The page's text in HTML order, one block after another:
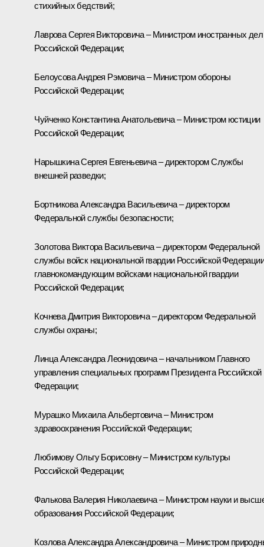
стихийных бедствий;
ЛавроваСергея Викторовича – Министром иностранных дел
Российской Федерации;
БелоусоваАндрея Рэмовича – Министром обороны
Российской Федерации;
ЧуйченкоКонстантина Анатольевича – Министром юстиции
Российской Федерации;
НарышкинаСергея Евгеньевича – директором Службы
внешней разведки;
БортниковаАлександра Васильевича – директором
Федеральной службы безопасности;
ЗолотоваВиктора Васильевича – директором Федеральной
службы войск национальной гвардии Российской
главнокомандующим войсками национальной гвардии
Российской Федерации;
КочневаДмитрия Викторовича – директором Федеральной
службы охраны;
ЛинцаАлександра Леонидовича – начальником Главного
управления специальных программ Президента Российской
Федерации;
МурашкоМихаила Альбертовича – Министром
здравоохранения Российской Федерации;
ЛюбимовуОльгу Борисовну – Министром культуры
Российской Федерации;
ФальковаВалерия Николаевича – Министром науки и
образования Российской Федерации;
КозловаАлександра Александровича – Министром